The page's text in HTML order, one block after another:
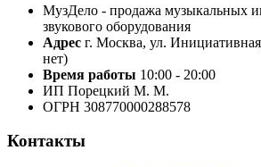
МузДело - продажа музыкальных
звукового оборудования
Адрес г. Москва, ул.
нет)
Время работы 10:00 - 20:00
ИП Порецкий М. М.
ОГРН 308770000288578
Контакты